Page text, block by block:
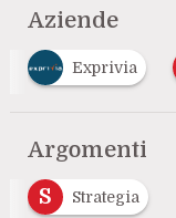
Aziende
Exprivia
Argomenti
S
Strategia